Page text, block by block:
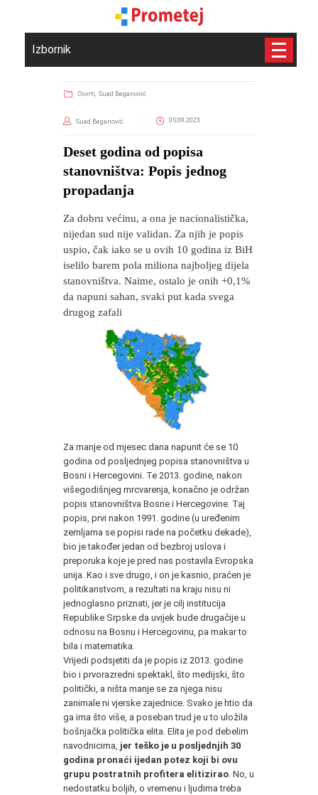
Izbornik
Osvrti, Suad Beganović
Suad Beganović 05.09.2023
​Deset godina od popisa
stanovništva: Popis jednog
propadanja
Za dobru većinu, a ona je nacionalistička,
nijedan sud nije validan. Za njih je popis
uspio, čak iako se u ovih 10 godina iz BiH
iselilo barem pola miliona najboljeg dijela
stanovništva. Naime, ostalo je onih +0,1%
da napuni sahan, svaki put kada svega
drugog zafali
Za manje od mjesec dana napunit će se 10
godina od posljednjeg popisa stanovništva u
Bosni i Hercegovini. Te 2013. godine, nakon
višegodišnjeg mrcvarenja, konačno je održan
popis stanovništva Bosne i Hercegovine. Taj
popis, prvi nakon 1991. godine (u uređenim
zemljama se popisi rade na početku dekade),
bio je također jedan od bezbroj uslova i
preporuka koje je pred nas postavila Evropska
unija. Kao i sve drugo, i on je kasnio, praćen je
politikanstvom, a rezultati na kraju nisu ni
jednoglasno priznati, jer je cilj institucija
Republike Srpske da uvijek bude drugačije u
odnosu na Bosnu i Hercegovinu, pa makar to
bila i matematika.
Vrijedi podsjetiti da je popis iz 2013. godine
bio i prvorazredni spektakl, što medijski, što
politički, a ništa manje se za njega nisu
zanimale ni vjerske zajednice. Svako je htio da
ga ima što više, a poseban trud je u to uložila
bošnjačka politička elita. Elita je pod debelim
navodnicima, jer teško je u posljednjih 30
godina pronaći ijedan potez koji bi ovu
grupu postratnih profitera elitizirao . No, u
nedostatku boljih, o vremenu i ljudima treba